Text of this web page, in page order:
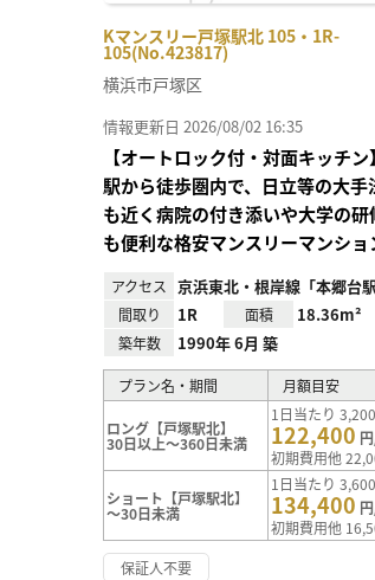
Kマンスリー戸塚駅北 105・1R-
105(No.423817)
横浜市戸塚区
情報更新日 2026/08/02 16:35
【オートロック付・対面キッチ
駅から徒歩圏内で、日立等の大手
も近く病院の付き添いや大学の研
も便利な格安マンスリーマンショ
アクセス 京浜東北・根岸線「本郷台駅
間取り 1R 面積 18.36m²
築年数 1990年 6月 築
プラン名・期間 月額目安
ロング【戸塚駅北】
30日以上～360日未満
1日当たり
122,400
初期費用他
ショート【戸塚駅北】
～30日未満
1日当たり
134,400
初期費用他
保証人不要